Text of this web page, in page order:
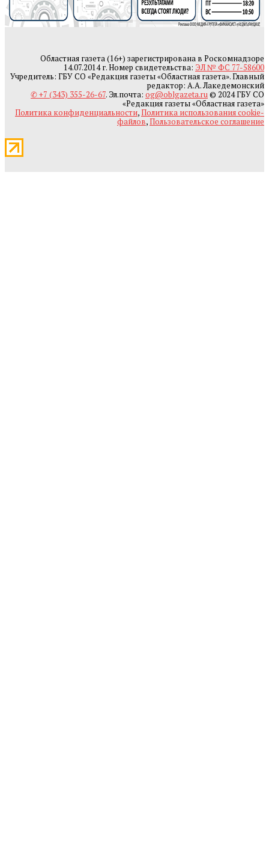
Областная газета (16+) зарегистрирована в Роскомнадзоре
14.07.2014 г. Номер свидетельства: ЭЛ № ФС 77-58600
Учредитель: ГБУ СО «Редакция газеты «Областная газета». Главный
редактор: А.А. Лакедемонский
✆ +7 (343) 355-26-67. Эл.почта: og@oblgazeta.ru© 2024 ГБУ СО
«Редакция газеты «Областная газета»
Политика конфиденциальности,Политика использования cookie-
файлов,Пользовательское соглашение